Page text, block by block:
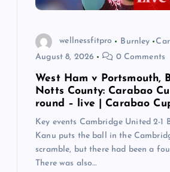
wellnessfitpro Burnley
August 8, 2026
0 Comments
West Ham v Portsmouth,
Notts County: Carabao
round – live | Carabao
Key events Cambridge United 2-1
Kanu puts the ball in the
scramble, but there had been a
There was also…